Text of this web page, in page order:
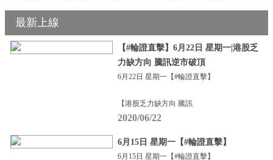
最新上線
【#輪證直擊】6月22日 星期一|港股乏
力缺方向 騰訊逆市破頂
6月22日 星期一【#輪證直擊】
【港股乏力缺方向 騰訊
2020/06/22
6月15日 星期一【#輪證直擊】
6月15日 星期一【#輪證直擊】